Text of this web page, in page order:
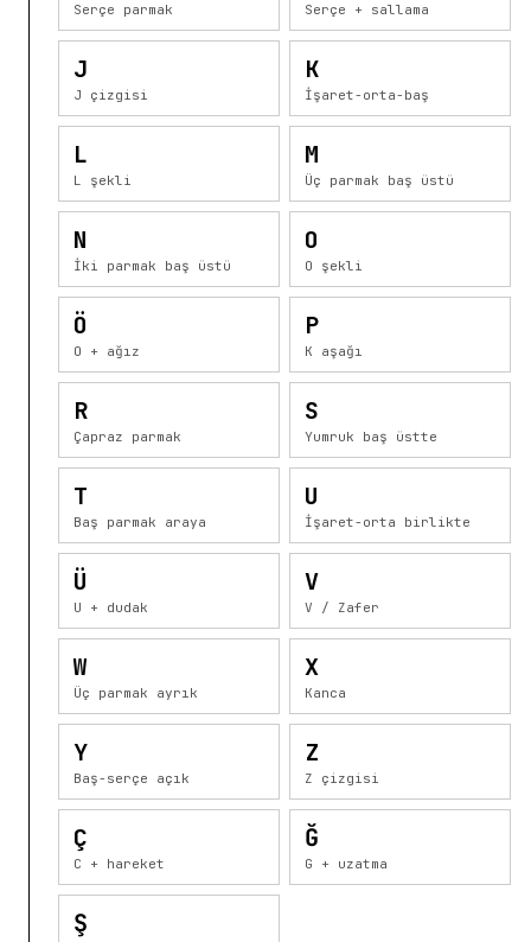
Serçe parmak Serçe + sallama
J
J çizgisi
K
İşaret-orta-baş
L
L şekli
M
Üç parmak baş üstü
N
İki parmak baş üstü
O
O şekli
Ö
O + ağız
P
K aşağı
R
Çapraz parmak
S
Yumruk baş üstte
T
Baş parmak araya
U
İşaret-orta birlikte
Ü
U + dudak
V
V / Zafer
W
Üç parmak ayrık
X
Kanca
Y
Baş-serçe açık
Z
Z çizgisi
Ç
C + hareket
Ğ
G + uzatma
Ş